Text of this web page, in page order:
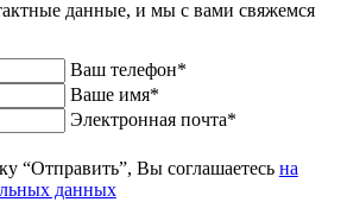
данные, и мы с вами свяжемся
Ваш телефон*
Ваше имя*
Электронная почта*
“Отправить”, Вы соглашаетесь на
данных